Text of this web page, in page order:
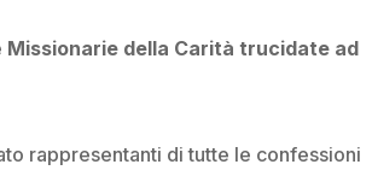
Missionarie della Carità trucidate ad
rappresentanti di tutte le confessioni